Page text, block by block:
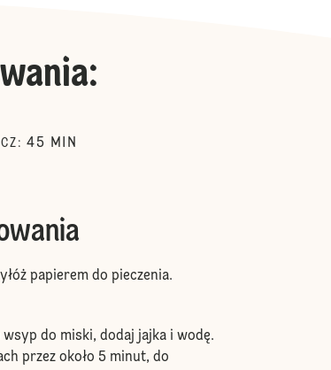
:
: 45 MIN
papierem do pieczenia.
do miski, dodaj jajka i wodę.
przez około 5 minut, do